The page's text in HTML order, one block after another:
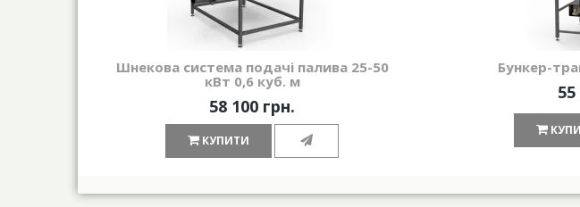
Шнекова система подачі палива 25-50
кВт 0,6 куб. м
58 100 грн.
КУПИТИ
Бункер-